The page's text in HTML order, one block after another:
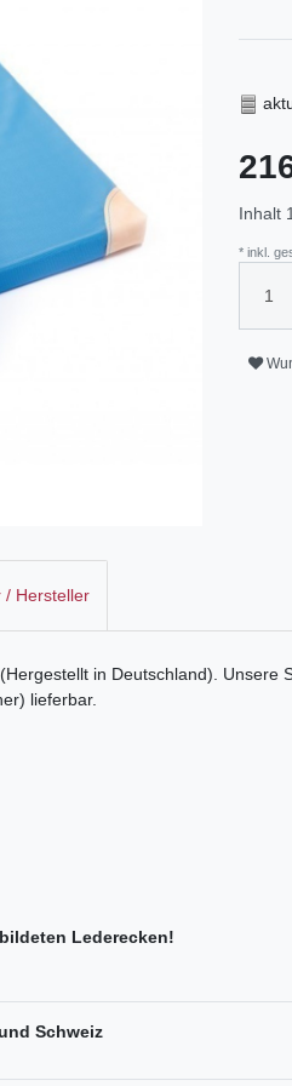
Inhalt 1
* inkl.
/ Hersteller
in Deutschland). Unsere
lieferbar.
Lederecken!
Schweiz